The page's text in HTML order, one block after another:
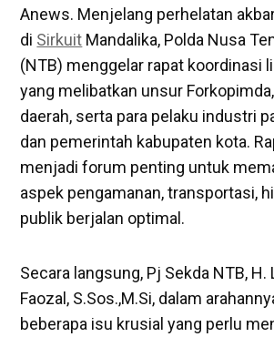
Anews. Menjelang perhelatan
di Sirkuit Mandalika, Polda Nusa
(NTB) menggelar rapat koordinasi
yang melibatkan unsur
daerah, serta para pelaku industri
dan pemerintah kabupaten kota.
menjadi forum penting untuk
aspek pengamanan, transportasi,
publik berjalan optimal.
Secara langsung, Pj Sekda NTB, H.
Faozal, S.Sos.,M.Si, dalam
beberapa isu krusial yang perlu